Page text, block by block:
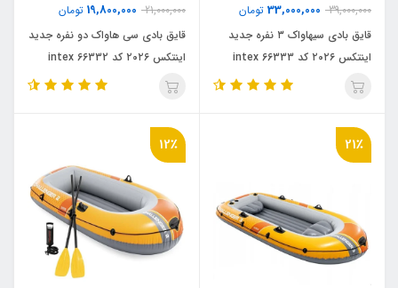
39,000,000
33,000,000 تومان
قایق بادی سیهاواک ۳ نفره جدید
اینتکس ۲۰۲۶ کد intex 66333
21,000,000
19,800,000 تومان
قایق بادی سی هاواک دو نفره جدید
اینتکس ۲۰۲۶ کد 66332 intex
21٪ 12٪